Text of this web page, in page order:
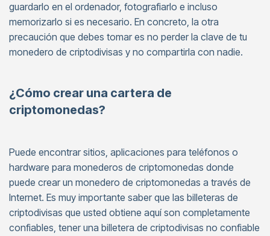
guardarlo en el ordenador, fotografiarlo e incluso
memorizarlo si es necesario. En concreto, la otra
precaución que debes tomar es no perder la clave de tu
monedero de criptodivisas y no compartirla con nadie.
¿Cómo crear una cartera de
criptomonedas?
Puede encontrar sitios, aplicaciones para teléfonos o
hardware para monederos de criptomonedas donde
puede crear un monedero de criptomonedas a través de
Internet. Es muy importante saber que las billeteras de
criptodivisas que usted obtiene aquí son completamente
confiables, tener una billetera de criptodivisas no confiable